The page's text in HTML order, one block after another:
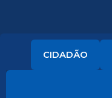
CIDADÃO